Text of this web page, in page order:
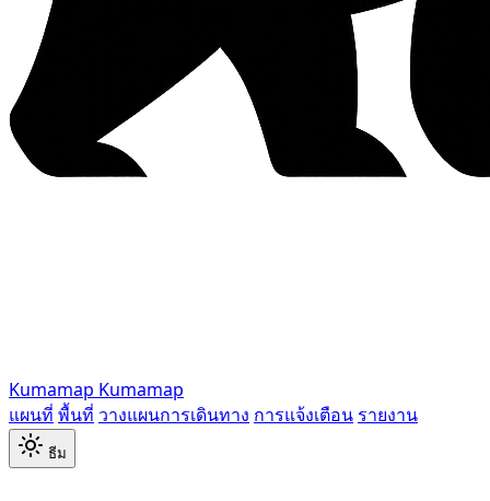
Kumamap Kumamap
แผนที่ พื้นที่ วางแผนการเดินทาง การแจ้งเตือน รายงาน
ธีม